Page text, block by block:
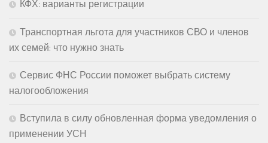
КФХ: варианты регистрации
Транспортная льгота для участников СВО и членов
их семей: что нужно знать
Сервис ФНС России поможет выбрать систему
налогообложения
Вступила в силу обновленная форма уведомления о
применении УСН